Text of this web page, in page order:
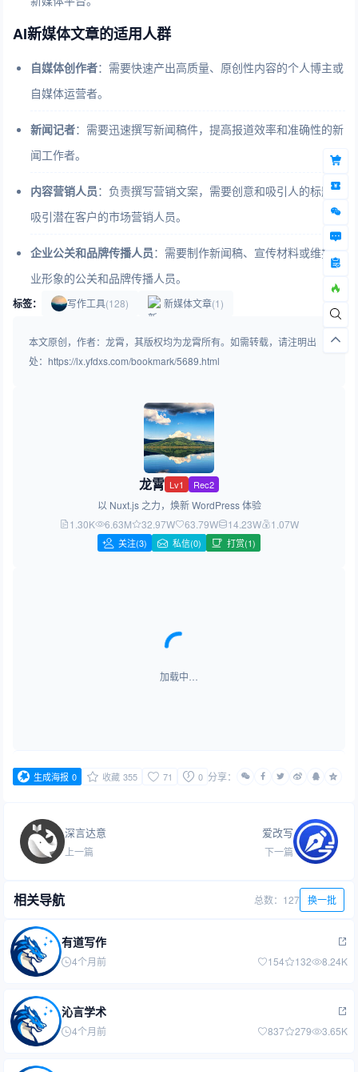
AI新媒体文章的适用人群
自媒体创作者：需要快速产出高质量、原创性内容的个人博主或
自媒体运营者。
新闻记者：需要迅速撰写新闻稿件，提高报道效率和准确性的新
闻工作者。
内容营销人员：负责撰写营销文案，需要创意和吸引人的标题来
吸引潜在客户的市场营销人员。
企业公关和品牌传播人员：需要制作新闻稿、宣传材料或维护企
业形象的公关和品牌传播人员。
标签： 写作工具(128) 新媒体文章(1)
本文原创，作者：龙霄，其版权均为龙霄所有。如需转载，请注明出
处：https://lx.yfdxs.com/bookmark/5689.html
龙霄 Lv1 Rec2
以 Nuxt.js 之力，焕新 WordPress 体验
1.30K
6.63M 32.97W 63.79W 14.23W 1.07W
关注(3) 私信(0) 打赏(1)
加载中…
生成海报 0 收藏 355 71 0 分享：
深言达意
上一篇
爱改写
下一篇
相关导航 总数：127 换一批
有道写作
4个月前 154 132 8.24K
沁言学术
4个月前 837 279 3.65K